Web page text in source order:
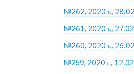
№262, 2020 г.,
№261, 2020 г.,
№260, 2020 г.,
№259, 2020 г.,